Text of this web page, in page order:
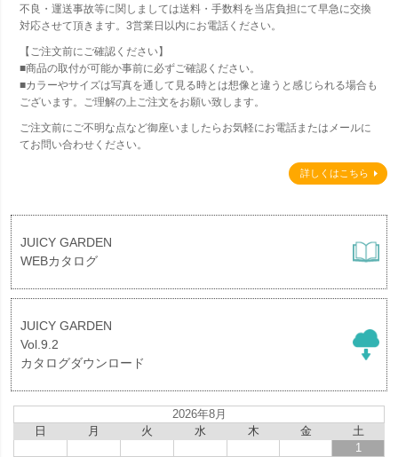
不良・運送事故等に関しましては送料・手数料を当店負担にて早急に交換
対応させて頂きます。3営業日以内にお電話ください。
【ご注文前にご確認ください】
■商品の取付が可能か事前に必ずご確認ください。
■カラーやサイズは写真を通して見る時とは想像と違うと感じられる場合も
ございます。ご理解の上ご注文をお願い致します。
ご注文前にご不明な点など御座いましたらお気軽にお電話またはメールに
てお問い合わせください。
詳しくはこちら
JUICY GARDEN
WEBカタログ
JUICY GARDEN
Vol.9.2
カタログダウンロード
2026年8月
日
月 火 水 木 金
土
1